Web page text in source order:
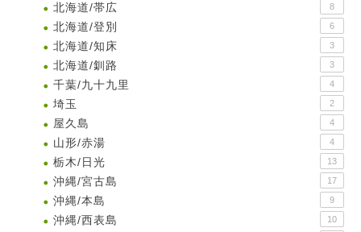
北海道/帯広 8
北海道/登別 6
北海道/知床 3
北海道/釧路 3
千葉/九十九里 4
埼玉 2
屋久島 4
山形/赤湯 4
栃木/日光 13
沖縄/宮古島 17
沖縄/本島 9
沖縄/西表島 10